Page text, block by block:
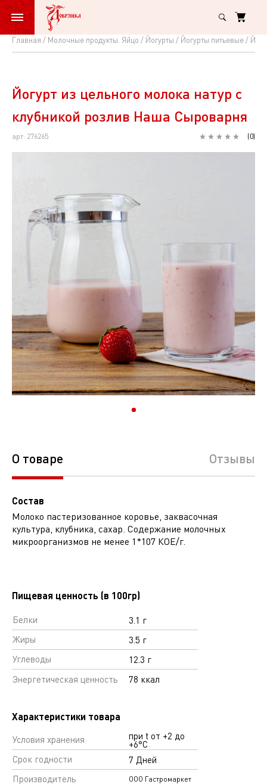
Главная Молочные продукты. Яйцо Йогурты Йогурты питьевые
Йогурт
цельного
молока
натур
Наша
Сыроварня
Йогурт из цельного молока натур с
клубникой розлив Наша Сыроварня
арт: 276265 (0)
О товаре Отзывы
Состав
Молоко пастеризованное коровье, заквасочная
культура, клубника, сахар. Содержание молочных
микроорганизмов не менее 1*107 КОЕ/г.
Пищевая ценность (в 100гр)
Белки
3.1 г
Жиры
3.5 г
Углеводы
12.3 г
Энергетическая ценность
78 ккал
Характеристики товара
Условия хранения при t от +2 до
+6°С
Срок годности
7 Дней
Производитель
ООО Гастромаркет